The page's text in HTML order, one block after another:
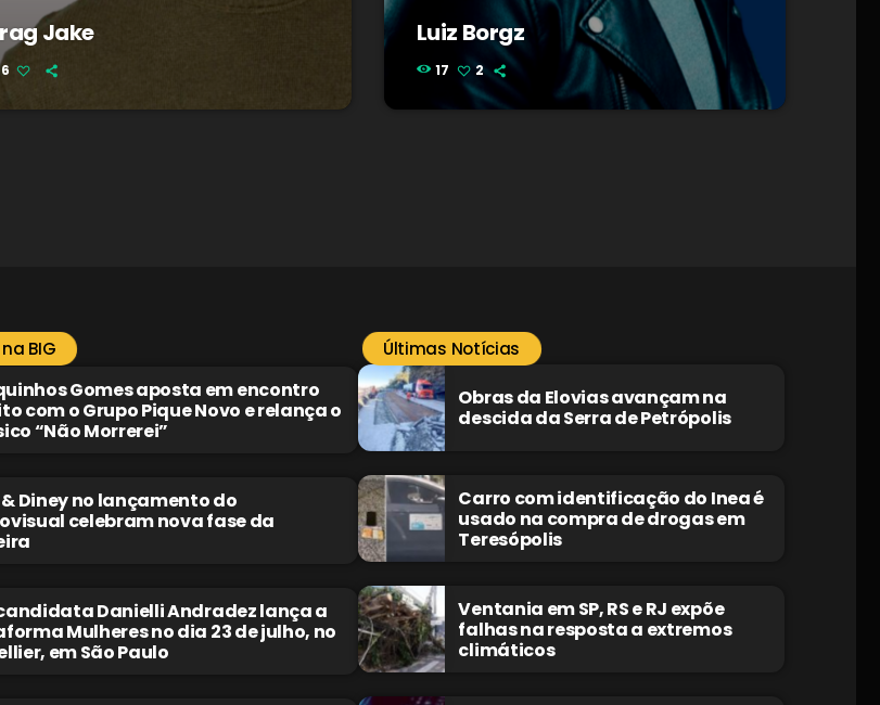
Jake
6
Luiz Borgz
17 2
BIG
Gomes aposta em encontro
com o Grupo Pique Novo e relança o
“Não Morrerei”
Diney no lançamento do
celebram nova fase da
Danielli Andradez lança a
Mulheres no dia 23 de julho, no
em São Paulo
Últimas Notícias
Obras da Elovias avançam na
descida da Serra de Petrópolis
Carro com identificação do Inea é
usado na compra de drogas em
Teresópolis
Ventania em SP, RS e RJ expõe
falhas na resposta a extremos
climáticos